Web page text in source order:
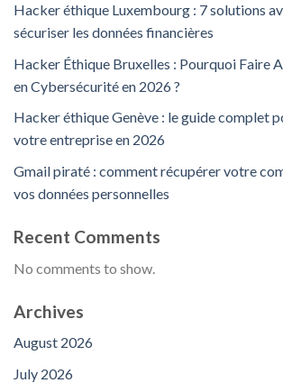
Hacker éthique Luxembourg : 7 solutions
sécuriser les données financières
Hacker Éthique Bruxelles : Pourquoi Faire
en Cybersécurité en 2026 ?
Hacker éthique Genève : le guide complet
votre entreprise en 2026
Gmail piraté : comment récupérer votre
vos données personnelles
Recent Comments
No comments to show.
Archives
August 2026
July 2026